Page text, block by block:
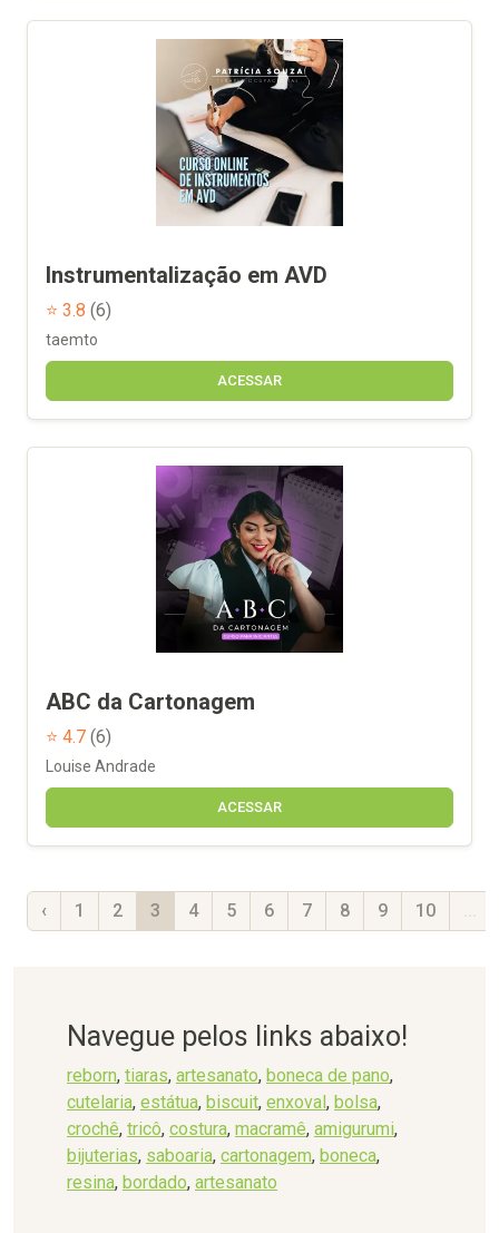
Instrumentalização em AVD
⭐ 3.8 (6)
taemto
ACESSAR
ABC da Cartonagem
⭐ 4.7 (6)
Louise Andrade
ACESSAR
‹ 1 2 3 4 5 6 7 8 9 10
Navegue pelos links abaixo!
reborn, tiaras, artesanato, boneca de pano,
cutelaria, estátua, biscuit, enxoval, bolsa,
crochê, tricô, costura, macramê, amigurumi,
bijuterias, saboaria, cartonagem, boneca,
resina, bordado, artesanato